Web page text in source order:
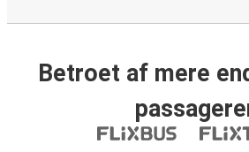
Betroet af mere